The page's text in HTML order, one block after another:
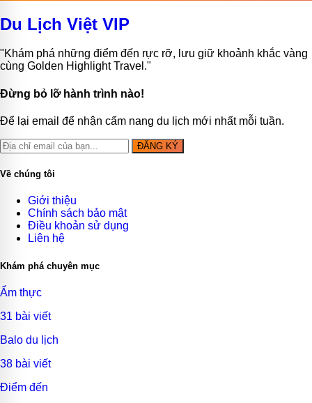
Du Lịch Việt VIP
"Khám phá những điểm đến rực rỡ, lưu giữ khoảnh khắc vàng
cùng Golden Highlight Travel."
Đừng bỏ lỡ hành trình nào!
Để lại email để nhận cẩm nang du lịch mới nhất mỗi tuần.
ĐĂNG KÝ
Về chúng tôi
Giới thiệu
Chính sách bảo mật
Điều khoản sử dụng
Liên hệ
Khám phá chuyên mục
Ẩm thực
31 bài viết
Balo du lịch
38 bài viết
Điểm đến